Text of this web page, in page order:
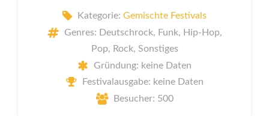
Kategorie: Gemischte Festivals
Genres: Deutschrock, Funk, Hip-Hop,
Pop, Rock, Sonstiges
Gründung: keine Daten
Festivalausgabe: keine Daten
Besucher: 500